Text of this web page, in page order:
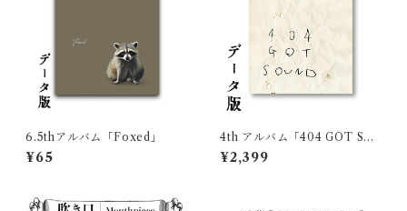
6.5thアルバム「Foxed」
¥65
4th アルバム「404 GOT SO
UND」データ版 特典映像セル
フライナーURL付
¥2,399